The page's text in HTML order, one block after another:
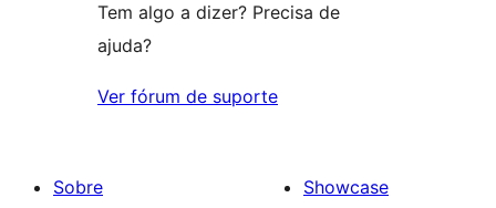
Tem algo a dizer? Precisa de
ajuda?
Ver fórum de suporte
Sobre
Showcase